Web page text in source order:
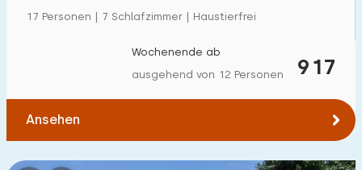
Zum Meer(max. km):
10 20
1 2
17 Personen | 7 Schlafzimmer | Haustierfrei
917
Wochenende ab
ausgehend von 12 Personen
Ansehen